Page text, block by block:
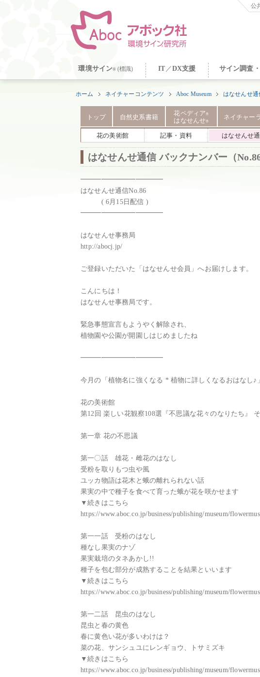
公
環境サイン® (標識) IT ／DX支援 サイン調査
ホーム ネイチャーコンテンツ Aboc Museum はなせんせ通
トップ 自然史系書籍
花ペディア®
はなせんせ®
ネイチャー
花の美術館 記事・資料 はなせんせ
はなせんせ通信 バックナンバー（
━━━━━━━━━━━━
はなせんせ通信No.86
( 6月15日配信 )
━━━━━━━━━━━━
はなせんせ事務局
http://abocj.jp/
ご登録いただいた「はなせんせ会員」へお届けします。
こんにちは！
はなせんせ事務局です。
緊急事態宣言もようやく解除され、
植物園や公園が開園しはじめましたね
━━━━━━━━━━━━
今月の「植物名に強くなる * 植物に詳しくなるおはなし♪」
花の美術館
第12回 楽しい花観察108選『不思議な花々のなりたち』
第一章 花の不思議
第一〇話　雄花・雌花のはなし
受粉を取りもつ虫や風
ユッカ物語は花木と蛾の離れられない話
果実の中で種子を食べて育った蛾が花を咲かせます
▼続きはこちら
https://www.aboc.co.jp/business/publishing/museum/
第一一話　受粉のはなし
種なし果実のナゾ
果実栽培のタネあかし!!
種子を包む部分が成熟することを結果といいます
▼続きはこちら
https://www.aboc.co.jp/business/publishing/museum/
第一二話　昆虫のはなし
昆虫と春の黄色
春に黄色い花が多いわけは？
菜の花、サンシュユにレンギョウ、トサミズキ
▼続きはこちら
https://www.aboc.co.jp/business/publishing/museum/